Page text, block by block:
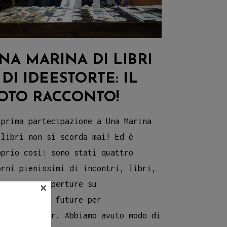
MARINA DI LIBRI
DI IDEESTORTE: IL
RACCONTO!
partecipazione a Una Marina
non si scorda mai! Ed è
così: sono stati quattro
pienissimi di incontri, libri,
e aperture su
future per
Abbiamo avuto modo di
×